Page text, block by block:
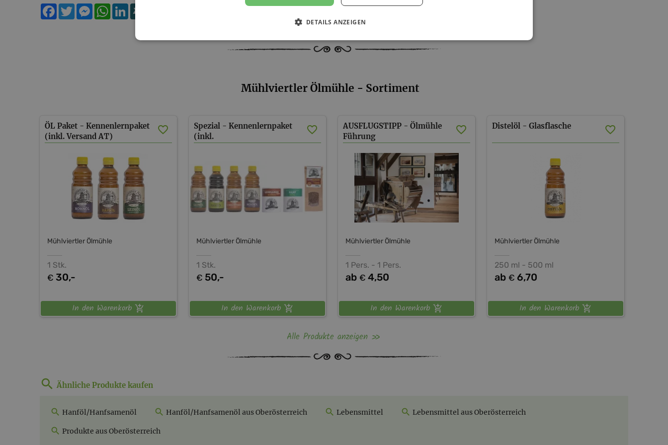
Facebook
TwitterMessenger
WhatsAppLinkedIn
Mühlviertler Ölmühle - Sortiment
ÖL Paket - Kennenlernpaket
(inkl. Versand AT)
Mühlviertler Ölmühle
1 Stk.
€ 30,-
In den Warenkorb
Spezial - Kennenlernpaket
(inkl.
Mühlviertler Ölmühle
1 Stk.
€ 50,-
In den Warenkorb
AUSFLUGSTIPP - Ölmühle
Führung
Mühlviertler Ölmühle
1 Pers. - 1 Pers.
ab € 4,50
In den Warenkorb
Distelöl - Glasflasche
Mühlviertler Ölmühle
250 ml - 500 ml
ab € 6,70
In den Warenkorb
Alle Produkte anzeigen
Ähnliche Produkte kaufen
Hanföl/Hanfsamenöl Hanföl/Hanfsamenöl aus Oberösterreich Lebensmittel Lebensmittel aus Oberösterreich
Produkte aus Oberösterreich
DETAILS ANZEIGEN